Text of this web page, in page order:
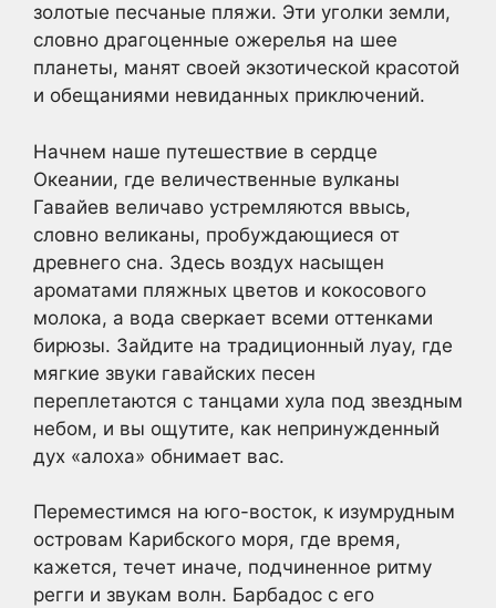
золотые песчаные пляжи. Эти уголки земли,
словно драгоценные ожерелья на шее
планеты, манят своей экзотической красотой
и обещаниями невиданных приключений.
Начнем наше путешествие в сердце
Океании, где величественные вулканы
Гавайев величаво устремляются ввысь,
словно великаны, пробуждающиеся от
древнего сна. Здесь воздух насыщен
ароматами пляжных цветов и кокосового
молока, а вода сверкает всеми оттенками
бирюзы. Зайдите на традиционный луау, где
мягкие звуки гавайских песен
переплетаются с танцами хула под звездным
небом, и вы ощутите, как непринужденный
дух «алоха» обнимает вас.
Переместимся на юго-восток, к изумрудным
островам Карибского моря, где время,
кажется, течет иначе, подчиненное ритму
регги и звукам волн. Барбадос с его